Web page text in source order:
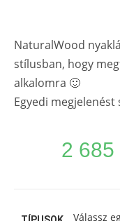
NaturalWood
stílusban, hogy
alkalomra 🙂
Egyedi megjelenést
2 685